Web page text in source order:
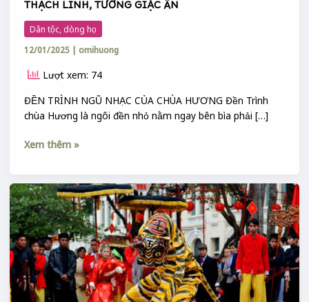
THẠCH LINH, TƯỚNG GIẶC ÂN
Dân tộc, dòng họ
12/01/2025 | omihuong
Lượt xem: 74
ĐỀN TRÌNH NGŨ NHẠC CỦA CHÙA HƯƠNG Đền Trình
chùa Hương là ngôi đền nhỏ nằm ngay bên bìa phải […]
Xem thêm »
MÚA
HÁT
ẢI
LAO
Ở
LỄ
HỘI
GIÓNG